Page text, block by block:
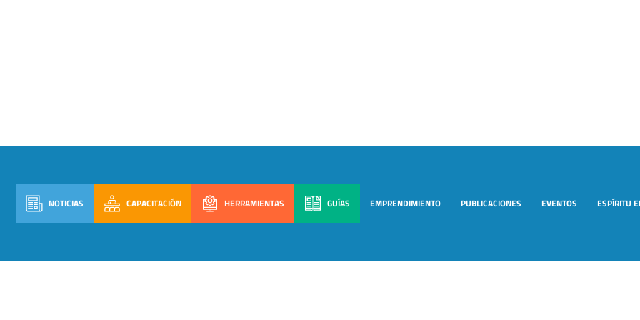
NOTICIAS CAPACITACIÓN HERRAMIENTAS GUÍAS EMPRENDIMIENTO PUBLICACIONES EVENTOS ESPÍRITU